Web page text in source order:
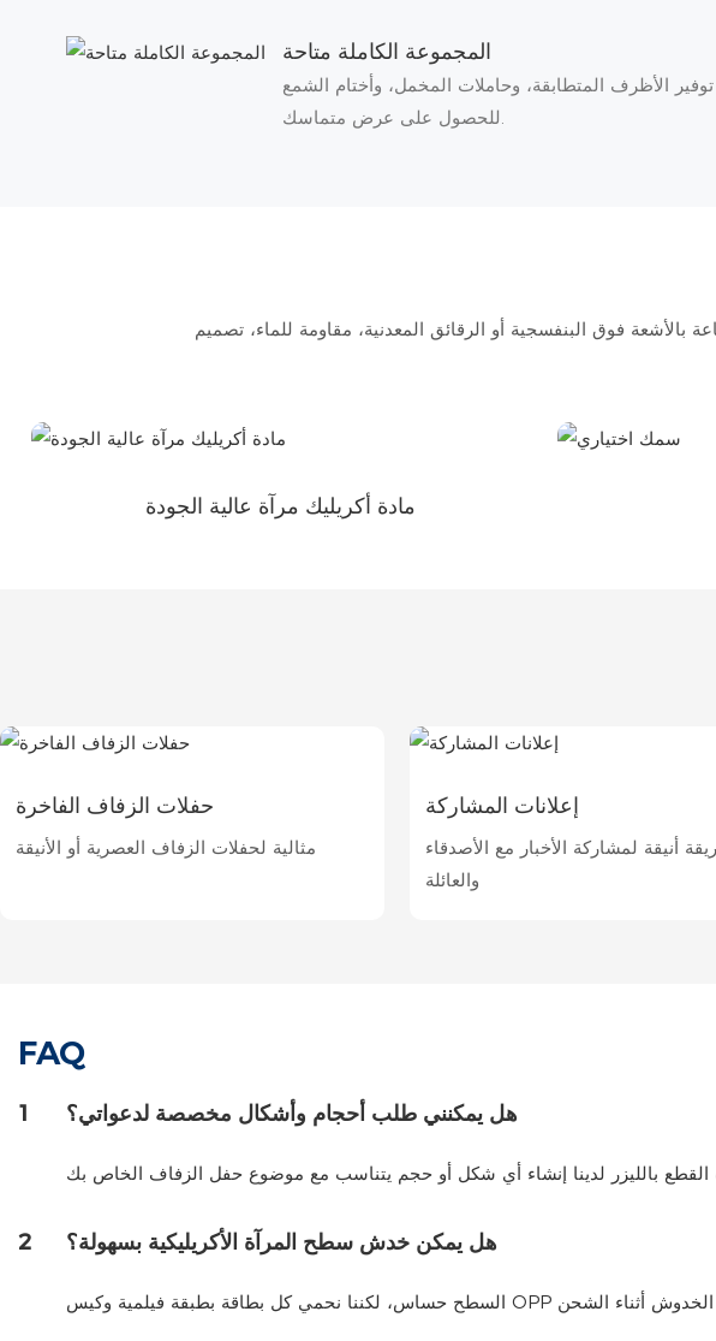
المجموعة الكاملة متاحة
الأظرف المتطابقة، وحاملات المخمل، وأختام الشمع
للحصول على عرض متماسك.
فوق البنفسجية أو الرقائق المعدنية، مقاومة للماء، تصميم
مادة أكريليك مرآة عالية الجودة
حفلات الزفاف الفاخرة
مثالية لحفلات الزفاف العصرية أو الأنيقة
إعلانات المشاركة
أنيقة لمشاركة الأخبار مع الأصدقاء
والعائلة
FAQ
1 هل يمكنني طلب أحجام وأشكال مخصصة لدعواتي؟
2 هل يمكن خدش سطح المرآة الأكريليكية بسهولة؟